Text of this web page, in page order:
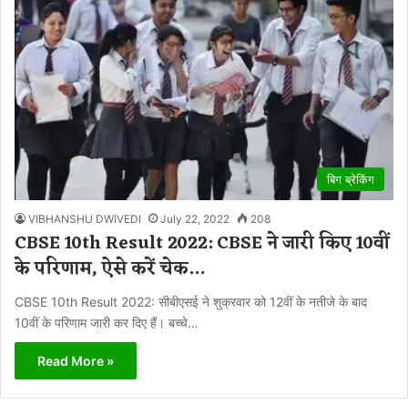
बिग ब्रेकिंग
VIBHANSHU DWIVEDI July 22, 2022 208
CBSE 10th Result 2022: CBSE ने जारी किए 10वीं
के परिणाम, ऐसे करें चेक…
CBSE 10th Result 2022: सीबीएसई ने शुक्रवार को 12वीं के नतीजे के बाद
10वीं के परिणाम जारी कर दिए हैं। बच्चे…
Read More »